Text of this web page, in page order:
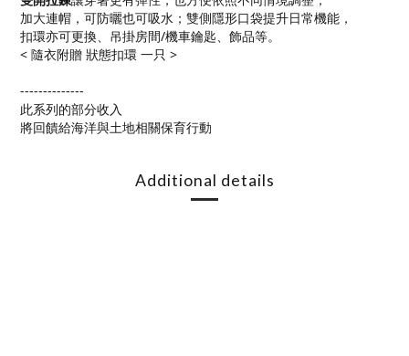
加大連帽，可防曬也可吸水；雙側隱形口袋提升日常機能，
扣環亦可更換、吊掛房間/機車鑰匙、飾品等。
< 隨衣附贈 狀態扣環 一只 >
--------------
此系列的部分收入
將回饋給海洋與土地相關保育行動
Additional details